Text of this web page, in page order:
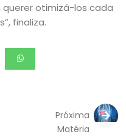
querer otimizá-los cada
finaliza.
Próxima
Matéria